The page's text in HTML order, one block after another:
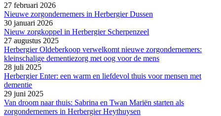
27 februari 2026
Nieuwe zorgondernemers in Herbergier Dussen
30 januari 2026
Nieuw zorgkoppel in Herbergier Scherpenzeel
27 augustus 2025
Herbergier Oldeberkoop verwelkomt nieuwe zorgondernemers:
kleinschalige dementiezorg met oog voor de mens
28 juli 2025
Herbergier Enter: een warm en liefdevol thuis voor mensen met
dementie
29 juni 2025
Van droom naar thuis: Sabrina en Twan Mariën starten als
zorgondernemers in Herbergier Heythuysen